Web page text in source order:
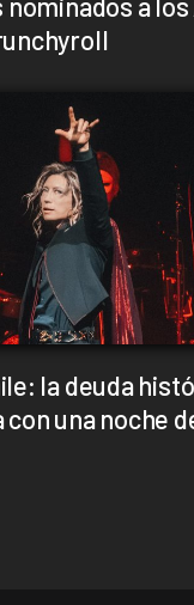
la deuda
con una noche